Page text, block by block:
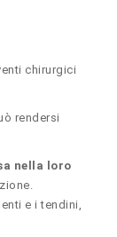
chirurgici
rendersi
nella loro
e i tendini,